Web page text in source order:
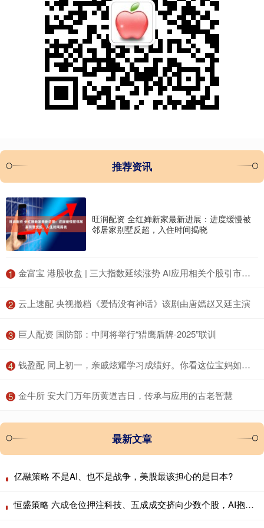
推荐资讯
旺润配资 全红婵新家最新进展：进度缓慢被
邻居家别墅反超，入住时间揭晓
1 ​金富宝 港股收盘 | 三大指数延续涨势 AI应用相关个股引市场关注
2 ​云上速配 央视撤档《爱情没有神话》该剧由唐嫣赵又廷主演
3 ​巨人配资 国防部：中阿将举行“猎鹰盾牌-2025”联训
4 ​钱盈配 同上初一，亲戚炫耀学习成绩好。你看这位宝妈如何怼回去……
5 ​金牛所 安大门万年历黄道吉日，传承与应用的古老智慧
最新文章
亿融策略 不是AI、也不是战争，美股最该担心的是日本?
恒盛策略 六成仓位押注科技、五成成交挤向少数个股，AI抱团行情会重演历史瓦解吗？